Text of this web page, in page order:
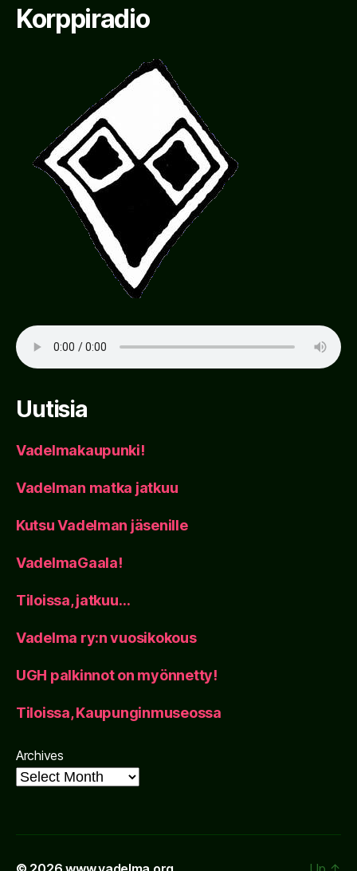
Korppiradio
Uutisia
Vadelmakaupunki!
Vadelman matka jatkuu
Kutsu Vadelman jäsenille
VadelmaGaala!
Tiloissa, jatkuu…
Vadelma ry:n vuosikokous
UGH palkinnot on myönnetty!
Tiloissa, Kaupunginmuseossa
Archives